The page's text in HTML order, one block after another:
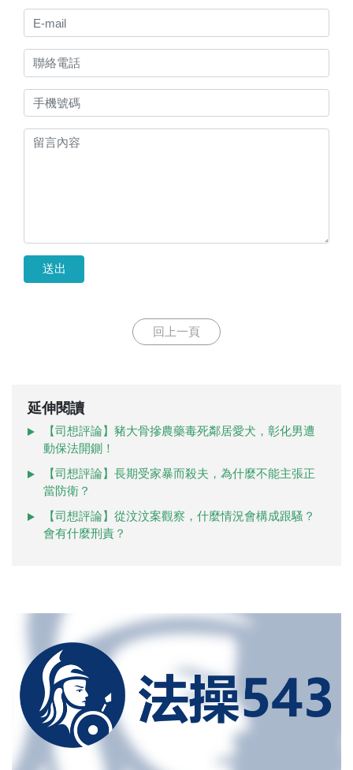
送出
回上一頁
延伸閱讀
【司想評論】豬大骨摻農藥毒死鄰居愛犬，彰化男遭
動保法開鍘！
【司想評論】長期受家暴而殺夫，為什麼不能主張正
當防衛？
【司想評論】從汶汶案觀察，什麼情況會構成跟騷？
會有什麼刑責？